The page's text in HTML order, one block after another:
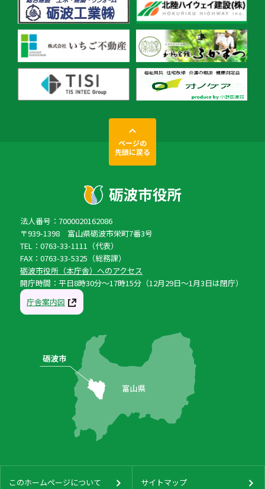
ページの
先頭に戻る
法人番号：7000020162086
〒939-1398 富山県砺波市栄町7番3号
TEL：0763-33-1111（代表）
FAX：0763-33-5325（総務課）
砺波市役所（本庁舎）へのアクセス
開庁時間：平日8時30分〜17時15分（12月29日〜1月3日は閉庁）
庁舎案内図
このホームページについて サイトマップ